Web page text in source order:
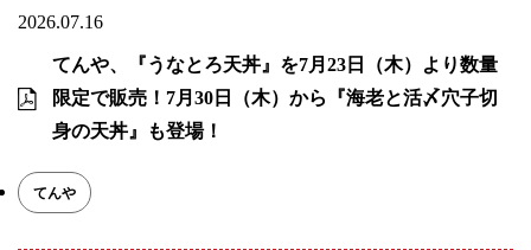
2026.07.16
てんや、『うなとろ天丼』を7月23日（木）より数量
限定で販売！7月30日（木）から『海老と活〆穴子切
身の天丼』も登場！
てんや